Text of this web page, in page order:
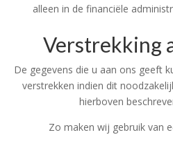
alleen in de financiële
Verstrekking
De gegevens die u aan ons geeft
verstrekken indien dit
hierboven
Zo maken wij gebruik van